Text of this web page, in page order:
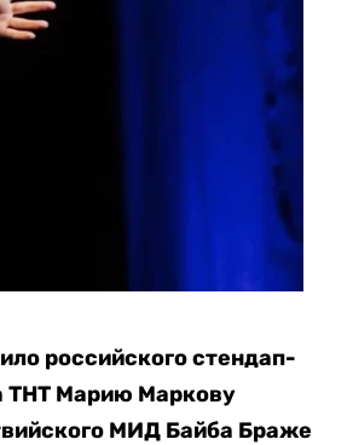
российского стендап-
ТНТ Марию Маркову
МИД Байба Браже